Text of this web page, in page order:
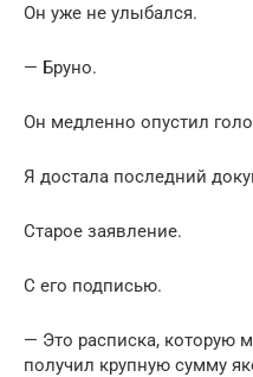
Он уже не улыбался.
— Бруно.
Он медленно опустил
Я достала последний
Старое заявление.
С его подписью.
— Это расписка, которую
получил крупную сумму